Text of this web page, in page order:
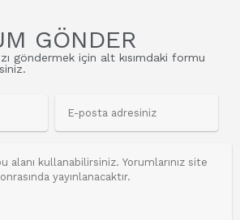
GÖNDER
göndermek için alt kısımdaki formu